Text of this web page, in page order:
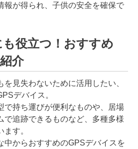
報が得られ、子供の安全を確保で
も役立つ！おすすめ
介
見失わないために活用したい、
デバイス。
で持ち運びが便利なものや、居場
で追跡できるものなど、多種多様
す。
中からおすすめのGPSデバイスを